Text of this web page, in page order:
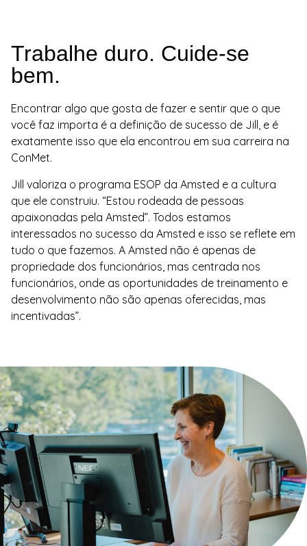
Trabalhe duro. Cuide-se
bem.
Encontrar algo que gosta de fazer e sentir que o que
você faz importa é a definição de sucesso de Jill, e é
exatamente isso que ela encontrou em sua carreira na
ConMet.
Jill valoriza o programa ESOP da Amsted e a cultura
que ele construiu. “Estou rodeada de pessoas
apaixonadas pela Amsted”. Todos estamos
interessados no sucesso da Amsted e isso se reflete em
tudo o que fazemos. A Amsted não é apenas de
propriedade dos funcionários, mas centrada nos
funcionários, onde as oportunidades de treinamento e
desenvolvimento não são apenas oferecidas, mas
incentivadas”.